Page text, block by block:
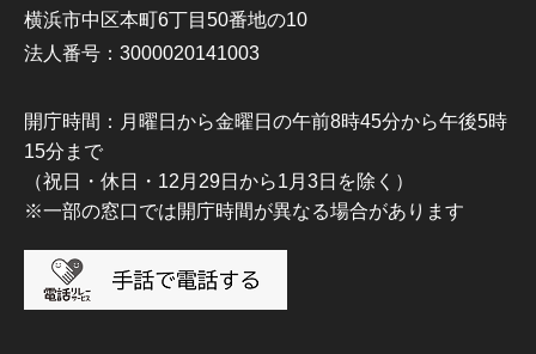
横浜市中区本町6丁目50番地の10
法人番号：3000020141003
開庁時間：月曜日から金曜日の午前8時45分から午後5時
15分まで
（祝日・休日・12月29日から1月3日を除く）
※一部の窓口では開庁時間が異なる場合があります